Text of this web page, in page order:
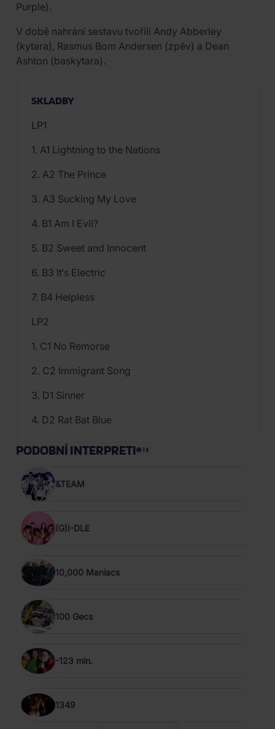
Purple).
V době nahrání sestavu tvořili Andy Abberley
(kytara), Rasmus Bom Andersen (zpěv) a Dean
Ashton (baskytara).
SKLADBY
LP1
1. A1 Lightning to the Nations
2. A2 The Prince
3. A3 Sucking My Love
4. B1 Am I Evil?
5. B2 Sweet and Innocent
6. B3 It‘s Electric
7. B4 Helpless
LP2
1. C1 No Remorse
2. C2 Immigrant Song
3. D1 Sinner
4. D2 Rat Bat Blue
PODOBNÍ INTERPRETI
&TEAM
(G)I-DLE
10,000 Maniacs
100 Gecs
-123 min.
1349